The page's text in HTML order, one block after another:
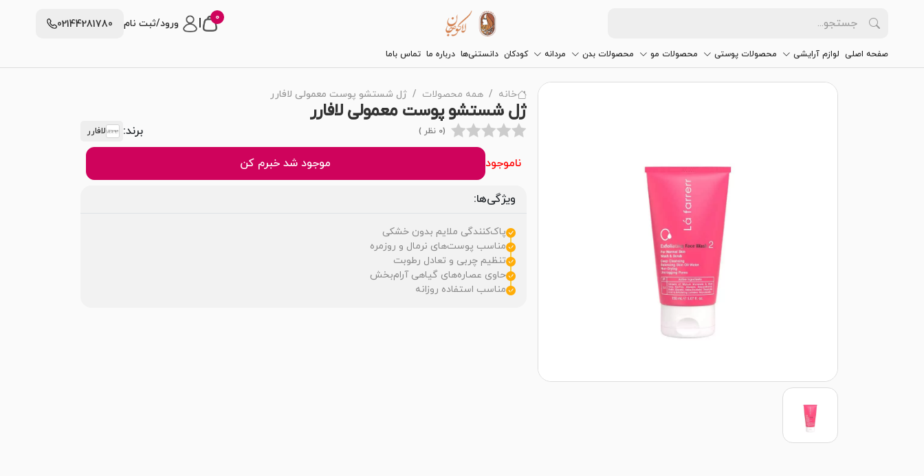
0 ورود/ثبت نام 02144281780
صفحه اصلی لوازم آرایشی محصولات پوستی محصولات مو محصولات بدن مردانه کودکان دانستنی‌ها درباره ما تماس باما
خانه همه محصولات ژل شستشو پوست معمولی لافارر
ژل شستشو پوست معمولی لافارر
(0 نظر ) برند: لافارر
ناموجود موجود شد خبرم کن
ویژگی‌ها:
پاک‌کنندگی ملایم بدون خشکی
مناسب پوست‌های نرمال و روزمره
تنظیم چربی و تعادل رطوبت
حاوی عصاره‌های گیاهی آرام‌بخش
مناسب استفاده روزانه